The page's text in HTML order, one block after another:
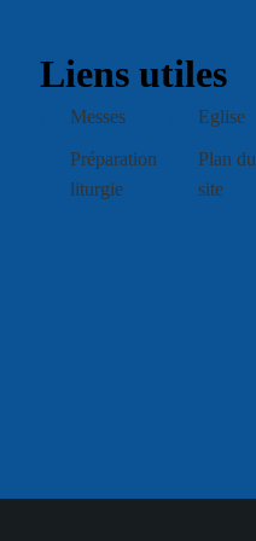
Liens utiles
Messes Eglise
Préparation
liturgie
Plan du
site